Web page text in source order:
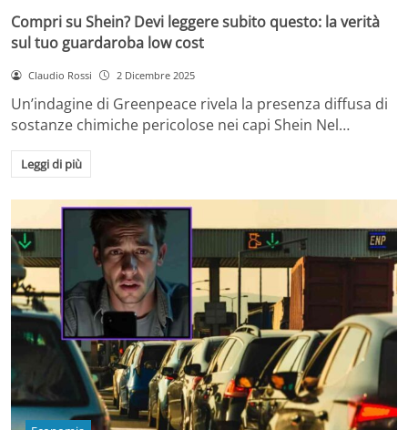
Compri su Shein? Devi leggere subito questo: la verità
sul tuo guardaroba low cost
Claudio Rossi 2 Dicembre 2025
Un’indagine di Greenpeace rivela la presenza diffusa di
sostanze chimiche pericolose nei capi Shein Nel…
Leggi di più